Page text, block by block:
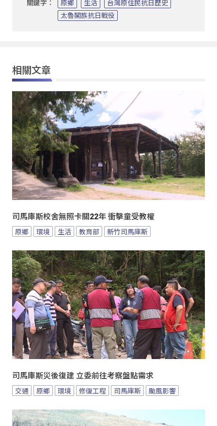
關鍵字： 原鄉 生活
台灣原住民抗日歷史
太魯閣族抗日戰役
相關文章
司馬庫斯校舍無照卡關22年 衝擊童受教權
原鄉 環境 生活 教育部 新竹司馬庫斯
司馬庫斯災後復建 立委前往考察盤點需求
交通 原鄉 環境 修復工程 司馬庫斯 颱風影響